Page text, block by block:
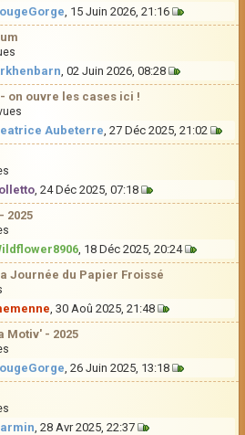
, 15 Juin 2026, 21:16
, 02 Juin 2026, 08:28
on ouvre les cases ici !
Aubeterre, 27 Déc 2025, 21:02
, 24 Déc 2025, 07:18
2025
, 18 Déc 2025, 20:24
Journée du Papier Froissé
, 30 Aoû 2025, 21:48
Motiv' - 2025
, 26 Juin 2025, 13:18
, 28 Avr 2025, 22:37